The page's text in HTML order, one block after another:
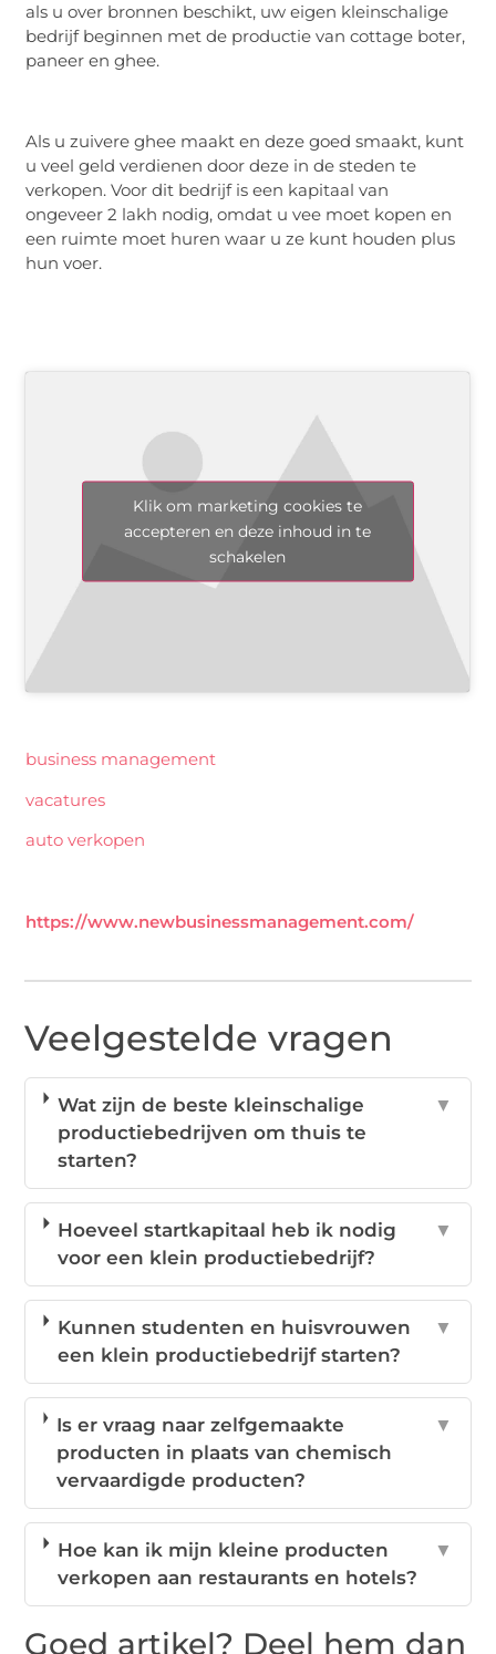
als u over bronnen beschikt, uw eigen kleinschalige
bedrijf beginnen met de productie van cottage boter,
paneer en ghee.
Als u zuivere ghee maakt en deze goed smaakt, kunt
u veel geld verdienen door deze in de steden te
verkopen. Voor dit bedrijf is een kapitaal van
ongeveer 2 lakh nodig, omdat u vee moet kopen en
een ruimte moet huren waar u ze kunt houden plus
hun voer.
Klik om marketing cookies te
accepteren en deze inhoud in te
schakelen
business management
vacatures
auto verkopen
https://www.newbusinessmanagement.com/
Veelgestelde vragen
Wat zijn de beste kleinschalige
productiebedrijven om thuis te
starten?
▼
Hoeveel startkapitaal heb ik nodig
voor een klein productiebedrijf?
▼
Kunnen studenten en huisvrouwen
een klein productiebedrijf starten?
▼
Is er vraag naar zelfgemaakte
producten in plaats van chemisch
vervaardigde producten?
▼
Hoe kan ik mijn kleine producten
verkopen aan restaurants en hotels?
▼
Goed artikel? Deel hem dan